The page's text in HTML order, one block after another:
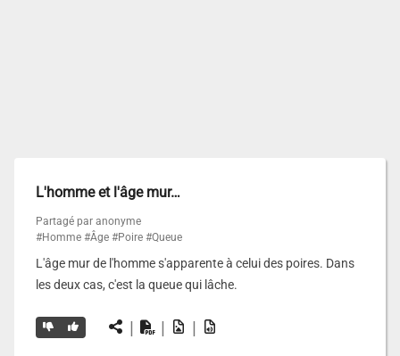
L'homme et l'âge mur…
Partagé par anonyme
#Homme #Âge #Poire #Queue
L'âge mur de l'homme s'apparente à celui des poires. Dans
les deux cas, c'est la queue qui lâche.
| | |